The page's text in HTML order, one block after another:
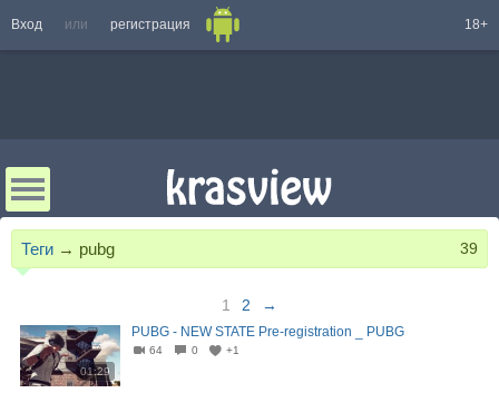
Вход или регистрация 18+
Теги → pubg 39
1 2 →
01:29
PUBG - NEW STATE Pre-registration _ PUBG
64 0 +1